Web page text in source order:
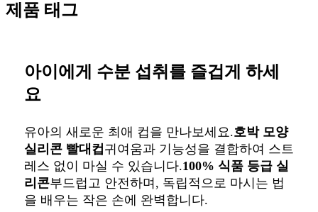
제품 태그
아이에게 수분 섭취를 즐겁게 하세
요
유아의 새로운 최애 컵을 만나보세요.호박 모양
실리콘 빨대컵 귀여움과 기능성을 결합하여 스트
레스 없이 마실 수 있습니다.100% 식품 등급 실
리콘부드럽고 안전하며, 독립적으로 마시는 법
을 배우는 작은 손에 완벽합니다.